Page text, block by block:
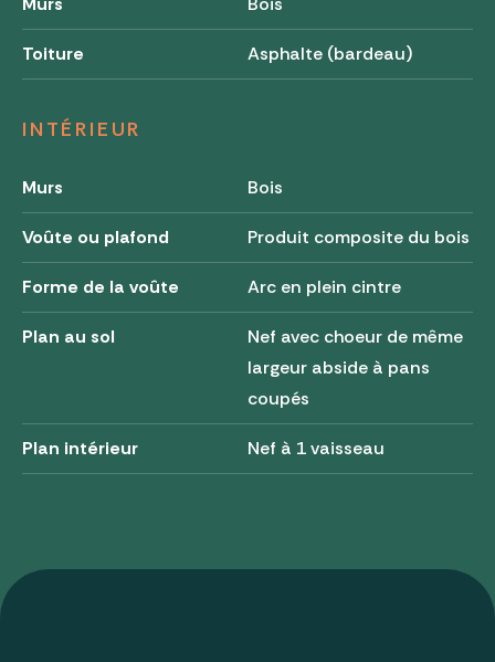
Toiture Asphalte (bardeau)
INTÉRIEUR
Murs Bois
Voûte ou plafond Produit composite du bois
Forme de la voûte Arc en plein cintre
Plan au sol
Nef avec choeur de même
largeur abside à pans
coupés
Plan intérieur Nef à 1 vaisseau